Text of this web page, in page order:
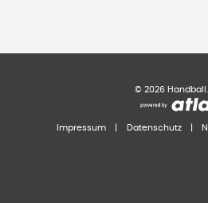
© 2026
Impressum Datenschutz